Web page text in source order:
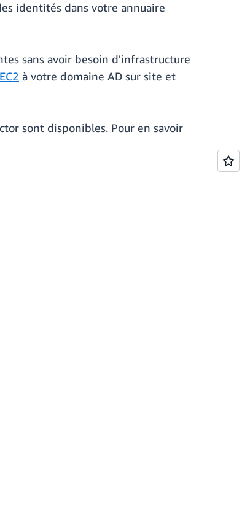
identités dans votre annuaire
sans avoir besoin d'infrastructure
à votre domaine AD sur site et
sont disponibles. Pour en savoir